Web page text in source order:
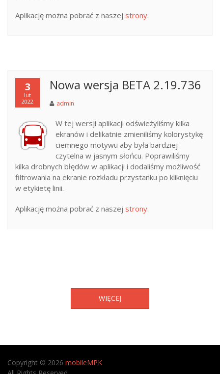
Aplikację można pobrać z naszej strony.
3
lut
2022
Nowa wersja BETA 2.19.736
admin
W tej wersji aplikacji odświeżyliśmy kilka
ekranów i delikatnie zmieniliśmy kolorystykę
ciemnego motywu aby była bardziej
czytelna w jasnym słońcu. Poprawiliśmy
kilka drobnych błędów w aplikacji i dodaliśmy możliwość
filtrowania na ekranie rozkładu przystanku po kliknięciu
w etykietę linii.
Aplikację można pobrać z naszej strony.
WIĘCEJ
Copyright © 2026 mobileMPK